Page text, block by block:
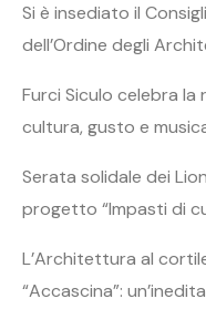
Si è insediato il
dell’Ordine degli
Furci Siculo celebra
cultura, gusto e
Serata solidale dei
progetto “Impasti di
L’Architettura al
“Accascina”: